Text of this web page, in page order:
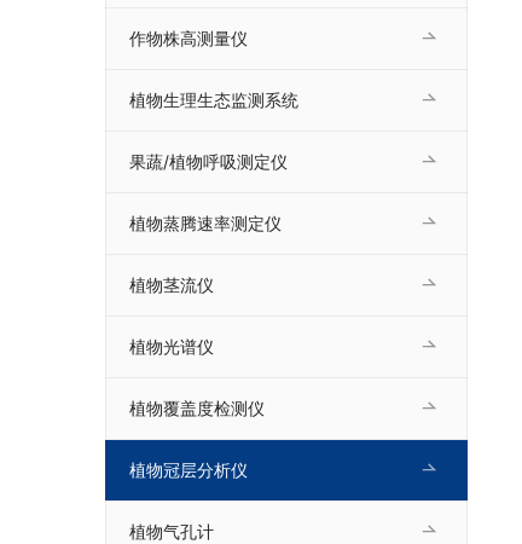
作物株高测量仪
植物生理生态监测系统
果蔬/植物呼吸测定仪
植物蒸腾速率测定仪
植物茎流仪
植物光谱仪
植物覆盖度检测仪
植物冠层分析仪
植物气孔计